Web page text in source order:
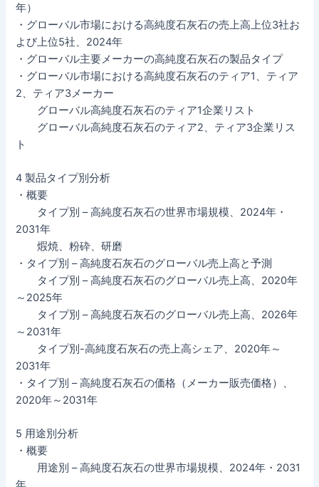
年）
・グローバル市場における高純度石灰石の売上高上位3社お
よび上位5社、2024年
・グローバル主要メーカーの高純度石灰石の製品タイプ
・グローバル市場における高純度石灰石のティア1、ティア
2、ティア3メーカー
グローバル高純度石灰石のティア1企業リスト
グローバル高純度石灰石のティア2、ティア3企業リス
ト
4 製品タイプ別分析
・概要
タイプ別 – 高純度石灰石の世界市場規模、2024年・
2031年
煆焼、粉砕、研磨
・タイプ別 – 高純度石灰石のグローバル売上高と予測
タイプ別 – 高純度石灰石のグローバル売上高、2020年
～2025年
タイプ別 – 高純度石灰石のグローバル売上高、2026年
～2031年
タイプ別-高純度石灰石の売上高シェア、2020年～
2031年
・タイプ別 – 高純度石灰石の価格（メーカー販売価格）、
2020年～2031年
5 用途別分析
・概要
用途別 – 高純度石灰石の世界市場規模、2024年・2031